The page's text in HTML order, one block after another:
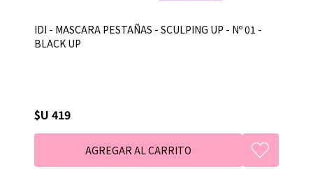
IDI - MASCARA PESTAÑAS - SCULPING UP - Nº 01 -
BLACK UP
$U 419